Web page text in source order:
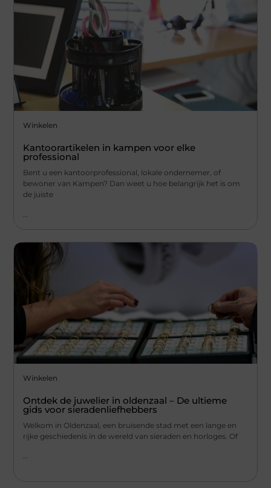
Winkelen
Kantoorartikelen in kampen voor elke
professional
Bent u een kantoorprofessional, lokale ondernemer, of
bewoner van Kampen? Dan weet u hoe belangrijk het is om
de juiste
Winkelen
Ontdek de juwelier in oldenzaal – De ultieme
gids voor sieradenliefhebbers
Welkom in Oldenzaal, een bruisende stad met een lange en
rijke geschiedenis in de wereld van sieraden en horloges. Of